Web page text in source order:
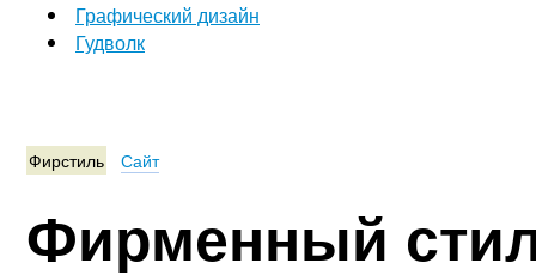
Графический дизайн
Гудволк
Фирстиль Сайт
Фирменный